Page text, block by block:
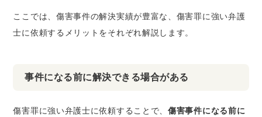
ここでは、傷害事件の解決実績が豊富な、傷害罪に強い弁護
士に依頼するメリットをそれぞれ解説します。
事件になる前に解決できる場合がある
傷害罪に強い弁護士に依頼することで、傷害事件になる前に